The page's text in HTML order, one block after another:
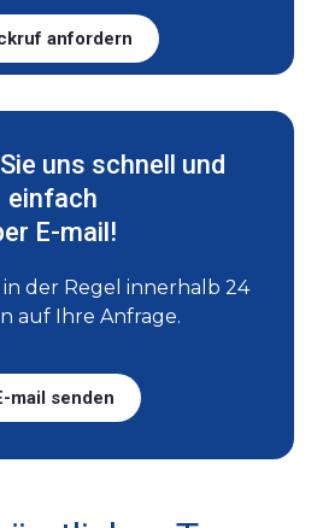
anfordern
uns schnell und
einfach
E-mail!
der Regel innerhalb 24
auf Ihre Anfrage.
mail senden